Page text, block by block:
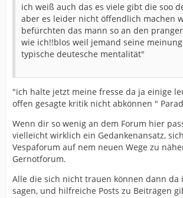
ich weiß auch das es viele gibt die soo
aber es leider nicht öffendlich machen
befürchten das mann so an den
wie ich!!blos weil jemand seine
typische deutesche mentalität"
"ich halte jetzt meine fresse da ja einige
offen gesagte kritik nicht abkönnen "
Wenn dir so wenig an dem Forum hier
vielleicht wirklich ein Gedankenansatz,
Vespaforum auf nem neuen Wege zu
Gernotforum.
Alle die sich nicht trauen können dann da
sagen, und hilfreiche Posts zu Beiträgen